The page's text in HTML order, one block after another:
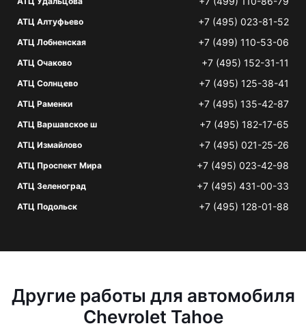
АТЦ Алтуфьево +7 (495) 023-81-52
АТЦ Лобненская +7 (499) 110-53-06
АТЦ Очаково +7 (495) 152-31-11
АТЦ Солнцево +7 (495) 125-38-41
АТЦ Раменки +7 (495) 135-42-87
АТЦ Варшавское ш +7 (495) 182-17-65
АТЦ Измайлово +7 (495) 021-25-26
АТЦ Проспект Мира +7 (495) 023-42-98
АТЦ Зеленоград +7 (495) 431-00-33
АТЦ Подольск +7 (495) 128-01-88
Другие работы для автомобиля
Chevrolet Tahoe